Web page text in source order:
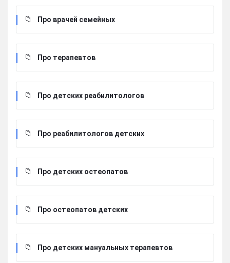
Про врачей семейных
Про терапевтов
Про детских реабилитологов
Про реабилитологов детских
Про детских остеопатов
Про остеопатов детских
Про детских мануальных терапевтов